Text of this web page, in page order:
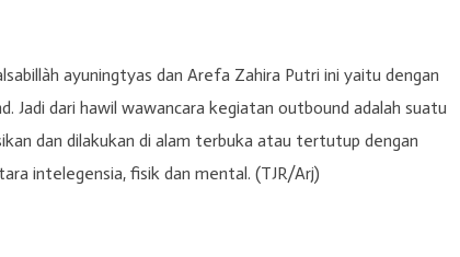
ayuningtyas dan Arefa Zahira Putri ini yaitu dengan
dari hawil wawancara kegiatan outbound adalah suatu
dan dilakukan di alam terbuka atau tertutup dengan
intelegensia, fisik dan mental. (TJR/Arj)